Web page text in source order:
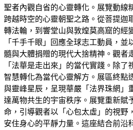
聖者內觀自省的心靈轉化。展覽動線
跨越時空的心靈朝聖之路。從菩提迦
轉法輪，到響堂山與敦煌莫高窟的經
「千手千眼」回應全球志工動員，並
髓與大體捐贈的現代大捨精神。觀者
「法華是走出來」的當代實踐。除
智慧轉化為當代心靈解方。展區終點
與靈峰星辰，呈現華嚴「法界珠網」
達萬物共生的宇宙秩序。展覽重新賦
命，引導觀者以「心包太虛」的視野
安住身心的平靜力量。這座結合前沿